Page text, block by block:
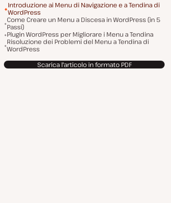
Introduzione ai Menu di Navigazione e a Tendina di
WordPress
Come Creare un Menu a Discesa in WordPress (in 5
Passi)
Plugin WordPress per Migliorare i Menu a Tendina
Risoluzione dei Problemi del Menu a Tendina di
WordPress
Scarica l'articolo in formato PDF